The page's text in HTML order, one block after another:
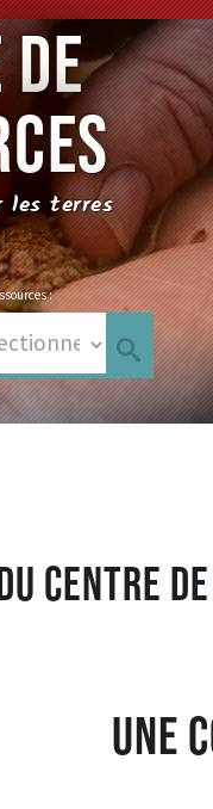
les terres
:
Centre
Une